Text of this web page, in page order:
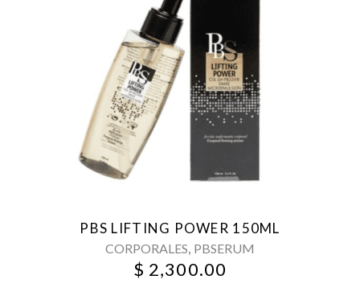
PBS LIFTING POWER 150ML
CORPORALES, PBSERUM
$ 2,300.00